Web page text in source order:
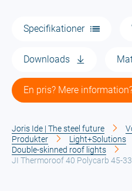
Specifikationer
Downloads
En pris? Mere
Joris Ide | The steel future
Produkter
Light+Solutions
Double-skinned roof lights
JI Thermoroof 40 Polycarb 45-